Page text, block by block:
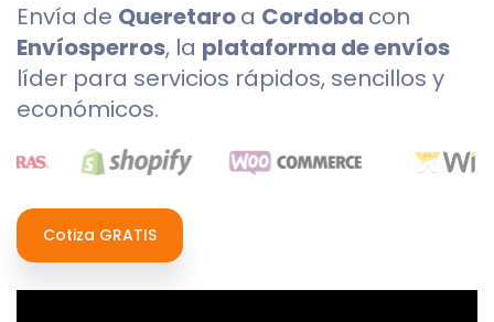
Envía de Queretaroa Cordoba con
Envíosperros, la plataforma de envíos
líder para servicios rápidos, sencillos y
económicos.
Cotiza GRATIS